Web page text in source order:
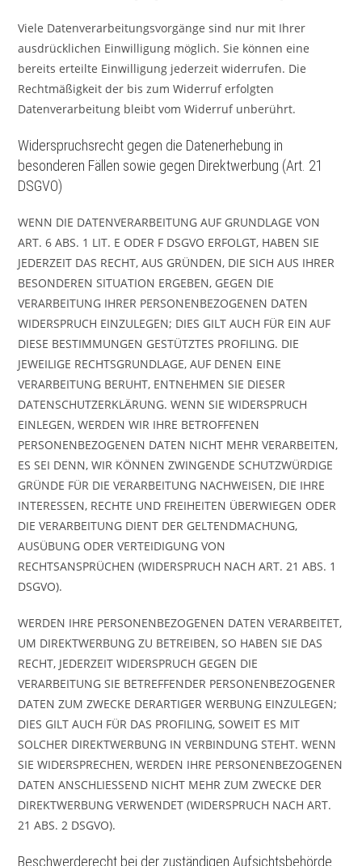
Viele Datenverarbeitungsvorgänge sind nur mit Ihrer
ausdrücklichen Einwilligung möglich. Sie können eine
bereits erteilte Einwilligung jederzeit widerrufen. Die
Rechtmäßigkeit der bis zum Widerruf erfolgten
Datenverarbeitung bleibt vom Widerruf unberührt.
Widerspruchsrecht gegen die Datenerhebung in
besonderen Fällen sowie gegen Direktwerbung (Art. 21
DSGVO)
WENN DIE DATENVERARBEITUNG AUF GRUNDLAGE VON
ART. 6 ABS. 1 LIT. E ODER F DSGVO ERFOLGT, HABEN SIE
JEDERZEIT DAS RECHT, AUS GRÜNDEN, DIE SICH AUS IHRER
BESONDEREN SITUATION ERGEBEN, GEGEN DIE
VERARBEITUNG IHRER PERSONENBEZOGENEN DATEN
WIDERSPRUCH EINZULEGEN; DIES GILT AUCH FÜR EIN AUF
DIESE BESTIMMUNGEN GESTÜTZTES PROFILING. DIE
JEWEILIGE RECHTSGRUNDLAGE, AUF DENEN EINE
VERARBEITUNG BERUHT, ENTNEHMEN SIE DIESER
DATENSCHUTZERKLÄRUNG. WENN SIE WIDERSPRUCH
EINLEGEN, WERDEN WIR IHRE BETROFFENEN
PERSONENBEZOGENEN DATEN NICHT MEHR VERARBEITEN,
ES SEI DENN, WIR KÖNNEN ZWINGENDE SCHUTZWÜRDIGE
GRÜNDE FÜR DIE VERARBEITUNG NACHWEISEN, DIE IHRE
INTERESSEN, RECHTE UND FREIHEITEN ÜBERWIEGEN ODER
DIE VERARBEITUNG DIENT DER GELTENDMACHUNG,
AUSÜBUNG ODER VERTEIDIGUNG VON
RECHTSANSPRÜCHEN (WIDERSPRUCH NACH ART. 21 ABS. 1
DSGVO).
WERDEN IHRE PERSONENBEZOGENEN DATEN VERARBEITET,
UM DIREKTWERBUNG ZU BETREIBEN, SO HABEN SIE DAS
RECHT, JEDERZEIT WIDERSPRUCH GEGEN DIE
VERARBEITUNG SIE BETREFFENDER PERSONENBEZOGENER
DATEN ZUM ZWECKE DERARTIGER WERBUNG EINZULEGEN;
DIES GILT AUCH FÜR DAS PROFILING, SOWEIT ES MIT
SOLCHER DIREKTWERBUNG IN VERBINDUNG STEHT. WENN
SIE WIDERSPRECHEN, WERDEN IHRE PERSONENBEZOGENEN
DATEN ANSCHLIESSEND NICHT MEHR ZUM ZWECKE DER
DIREKTWERBUNG VERWENDET (WIDERSPRUCH NACH ART.
21 ABS. 2 DSGVO).
Beschwerde­recht bei der zuständigen Aufsichts­behörde